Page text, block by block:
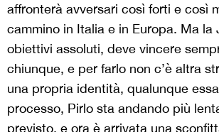
affronterà avversari così forti e così
cammino in Italia e in Europa. Ma la
obiettivi assoluti, deve vincere
chiunque, e per farlo non c’è altra
una propria identità, qualunque
processo, Pirlo sta andando più
previsto, e ora è arrivata una